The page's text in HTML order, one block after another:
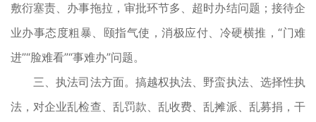
敷衍塞责、办事拖拉，审批环节多、超时办结问题；接待企
业办事态度粗暴、颐指气使，消极应付、冷硬横推，“门难
进”“脸难看”“事难办”问题。
三、执法司法方面。搞越权执法、野蛮执法、选择性执
法，对企业乱检查、乱罚款、乱收费、乱摊派、乱募捐，干